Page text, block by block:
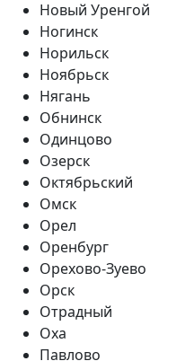
Новый Уренгой
Ногинск
Норильск
Ноябрьск
Нягань
Обнинск
Одинцово
Озерск
Октябрьский
Омск
Орел
Оренбург
Орехово-Зуево
Орск
Отрадный
Оха
Павлово